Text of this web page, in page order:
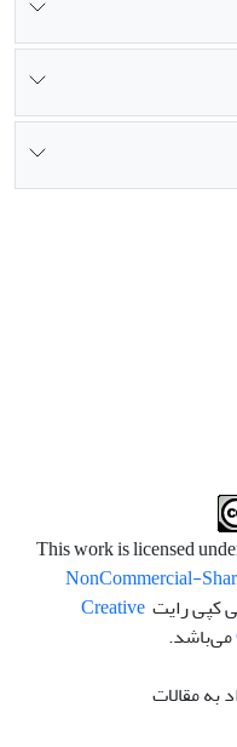
NonCommercial-
کپی رایتCreative
می‌باشد.